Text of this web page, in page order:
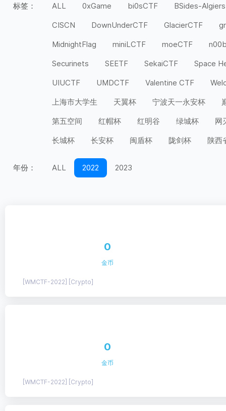
标签： ALL 0xGame bi0sCTF
BSides-Algiers
CISCN
DownUnderCTF GlacierCTF
MidnightFlag
miniLCTF moeCTF
Securinets
SEETF SekaiCTF
Space
UIUCTF
UMDCTF Valentine CTF
上海市大学生
天翼杯 宁波天一永安杯
第五空间
红帽杯 红明谷 绿城杯
网
长城杯
长安杯 闽盾杯 陇剑杯 陕西
年份： ALL 2022 2023
0
金币
[WMCTF-2022] [Crypto]
0
金币
[WMCTF-2022] [Crypto]